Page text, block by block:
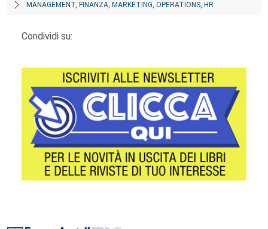
MANAGEMENT, FINANZA, MARKETING, OPERATIONS, HR
Condividi su: